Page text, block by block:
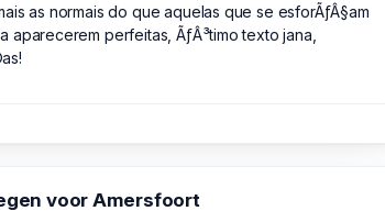
as normais do que aquelas que se esforÃƒÂ§am
aparecerem perfeitas, ÃƒÂ³timo texto jana,
voor Amersfoort